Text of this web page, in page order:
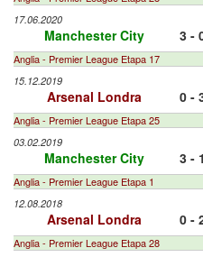
17.06.2020
Manchester City 3 -
Anglia - Premier League Etapa 17
15.12.2019
Arsenal Londra 0 -
Anglia - Premier League Etapa 25
03.02.2019
Manchester City 3 - 1
Anglia - Premier League Etapa 1
12.08.2018
Arsenal Londra 0 -
Anglia - Premier League Etapa 28